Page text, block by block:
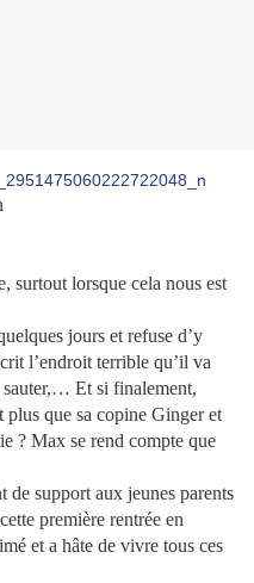
lorsque cela nous est
jours et refuse d’y
l’endroit terrible qu’il va
sauter,… Et si finalement,
plus que sa copine Ginger et
? Max se rend compte que
support aux jeunes parents
première rentrée en
et a hâte de vivre tous ces